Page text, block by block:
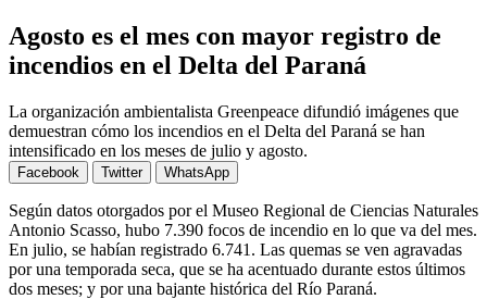
Agosto es el mes con mayor registro de
incendios en el Delta del Paraná
La organización ambientalista Greenpeace difundió imágenes que
demuestran cómo los incendios en el Delta del Paraná se han
intensificado en los meses de julio y agosto.
Facebook Twitter WhatsApp
Según datos otorgados por el Museo Regional de Ciencias Naturales
Antonio Scasso, hubo 7.390 focos de incendio en lo que va del mes.
En julio, se habían registrado 6.741. Las quemas se ven agravadas
por una temporada seca, que se ha acentuado durante estos últimos
dos meses; y por una bajante histórica del Río Paraná.